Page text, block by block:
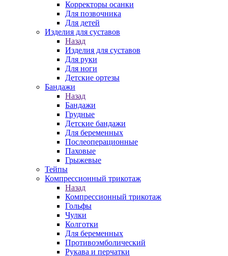
Корректоры осанки
Для позвочника
Для детей
Изделия для суставов
Назад
Изделия для суставов
Для руки
Для ноги
Детские ортезы
Бандажи
Назад
Бандажи
Грудные
Детские бандажи
Для беременных
Послеоперационные
Паховые
Грыжевые
Тейпы
Компрессионный трикотаж
Назад
Компрессионный трикотаж
Гольфы
Чулки
Колготки
Для беременных
Противоэмболический
Рукава и перчатки